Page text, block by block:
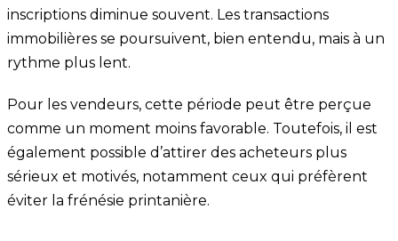
inscriptions diminue souvent. Les transactions
immobilières se poursuivent, bien entendu, mais à un
rythme plus lent.
Pour les vendeurs, cette période peut être perçue
comme un moment moins favorable. Toutefois, il est
également possible d’attirer des acheteurs plus
sérieux et motivés, notamment ceux qui préfèrent
éviter la frénésie printanière.